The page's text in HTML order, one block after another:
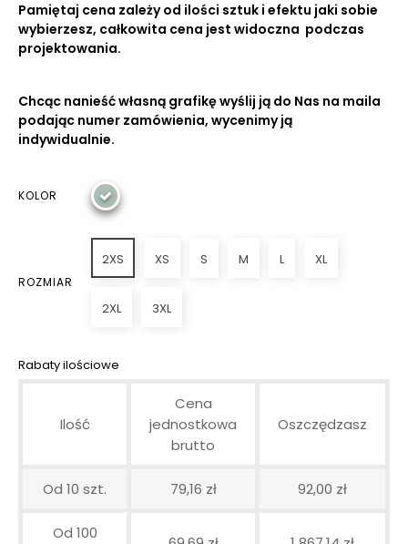
Pamiętaj cena zależy od ilości sztuk i efektu jaki sobie
wybierzesz, całkowita cena jest widoczna podczas
projektowania.
Chcąc nanieść własną grafikę wyślij ją do Nas na maila
podając numer zamówienia, wycenimy ją
indywidualnie.
KOLOR
ROZMIAR
2XS XS S M L XL
2XL 3XL
Rabaty ilościowe
Ilość
Cena
jednostkowa
brutto
Oszczędzasz
Od 10 szt. 79,16 zł 92,00 zł
Od 100